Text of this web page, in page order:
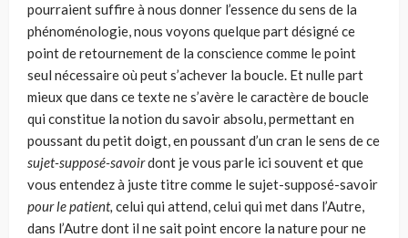
pourraient suffire à nous donner l’essence du sens de la
phénoménologie, nous voyons quelque part désigné ce
point de retourne­ment de la conscience comme le point
seul nécessaire où peut s’achever la boucle. Et nulle part
mieux que dans ce texte ne s’avère le caractère de boucle
qui constitue la notion du savoir absolu, permettant en
poussant du petit doigt, en poussant d’un cran le sens de ce
sujet-supposé-savoirdont je vous parle ici souvent et que
vous entendez à juste titre comme le sujet-supposé-savoir
pour le patient, celui qui attend, celui qui met dans l’Autre,
dans l’Autre dont il ne sait point encore la nature pour ne